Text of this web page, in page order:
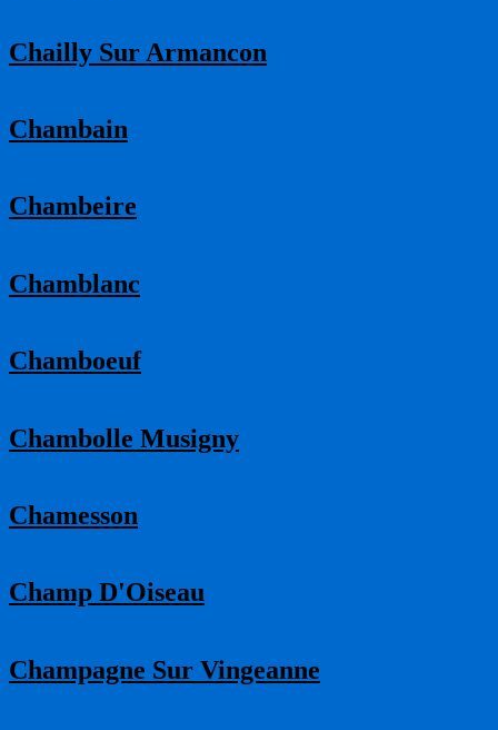
Chailly Sur Armancon
Chambain
Chambeire
Chamblanc
Chamboeuf
Chambolle Musigny
Chamesson
Champ D'Oiseau
Champagne Sur Vingeanne